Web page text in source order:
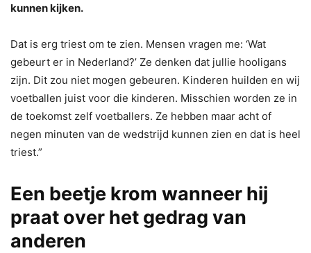
kunnen kijken.
Dat is erg triest om te zien. Mensen vragen me: ‘Wat
gebeurt er in Nederland?’ Ze denken dat jullie hooligans
zijn. Dit zou niet mogen gebeuren. Kinderen huilden en wij
voetballen juist voor die kinderen. Misschien worden ze in
de toekomst zelf voetballers. Ze hebben maar acht of
negen minuten van de wedstrijd kunnen zien en dat is heel
triest.”
Een beetje krom wanneer hij
praat over het gedrag van
anderen